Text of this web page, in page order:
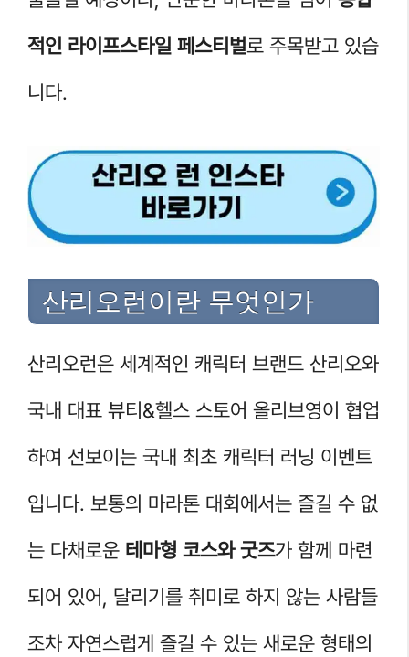
적인 라이프스타일 페스티벌로 주목받고 있습
니다.
산리오런이란 무엇인가
산리오런은 세계적인 캐릭터 브랜드 산리오와
국내 대표 뷰티&헬스 스토어 올리브영이 협업
하여 선보이는 국내 최초 캐릭터 러닝 이벤트
입니다. 보통의 마라톤 대회에서는 즐길 수 없
는 다채로운 테마형 코스와 굿즈가 함께 마련
되어 있어, 달리기를 취미로 하지 않는 사람들
조차 자연스럽게 즐길 수 있는 새로운 형태의